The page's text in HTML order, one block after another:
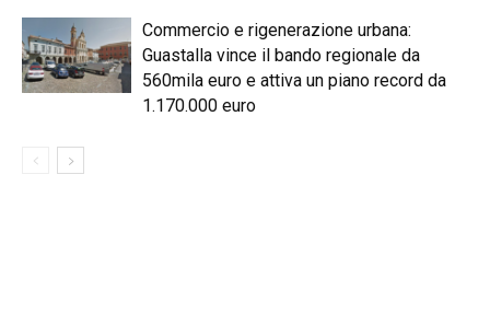
Commercio e rigenerazione urbana:
Guastalla vince il bando regionale da
560mila euro e attiva un piano record da
1.170.000 euro